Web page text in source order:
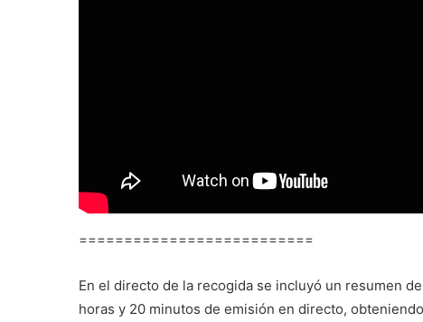
==========================
En el directo de la recogida se incluyó un resumen
horas y 20 minutos de emisión en directo,